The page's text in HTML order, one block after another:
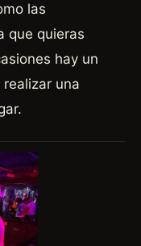
las
que quieras
hay un
una